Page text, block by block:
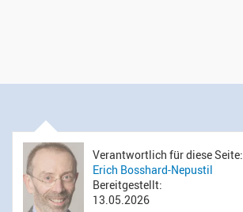
Verantwortlich für diese Seite:
Erich Bosshard-Nepustil
Bereitgestellt:
13.05.2026